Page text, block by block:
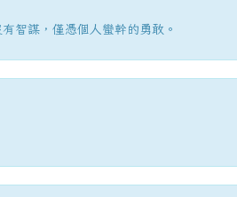
智謀，僅憑個人蠻幹的勇敢。